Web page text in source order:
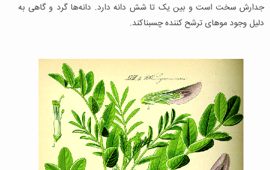
جدارش سخت است و بین یک تا شش دانه دارد. دانه‌ها گرد و گاهی به
دلیل وجود موهای ترشح کننده چسبناکند.